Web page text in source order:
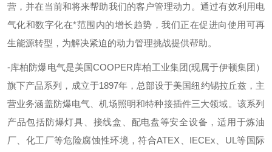
营，并在当前和将来帮助我们的客户管理动力。通过有效利用电
气化和数字化在*范围内的增长趋势，我们正在促进向使用可再
生能源转型，为解决紧迫的动力管理挑战提供帮助。
-库柏防爆电气是美国COOPER库柏工业集团(现属于伊顿集团）
旗下产品系列，成立于1897年，总部设于美国纽约锡拉丘兹，主
营业务涵盖防爆电气、机场照明和特种接插件三大领域。该系列
产品包括防爆灯具、接线盒、配电盘等安全设备，适用于炼油
厂、化工厂等危险腐蚀性环境，符合ATEX IECEx UL 等国际